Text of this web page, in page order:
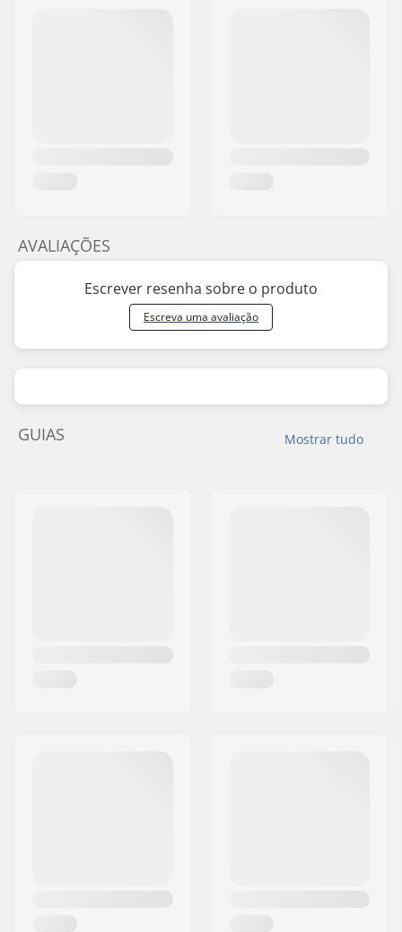
AVALIAÇÕES
Escrever resenha sobre o produto
Escreva uma avaliação
Mostrar tudo
GUIAS